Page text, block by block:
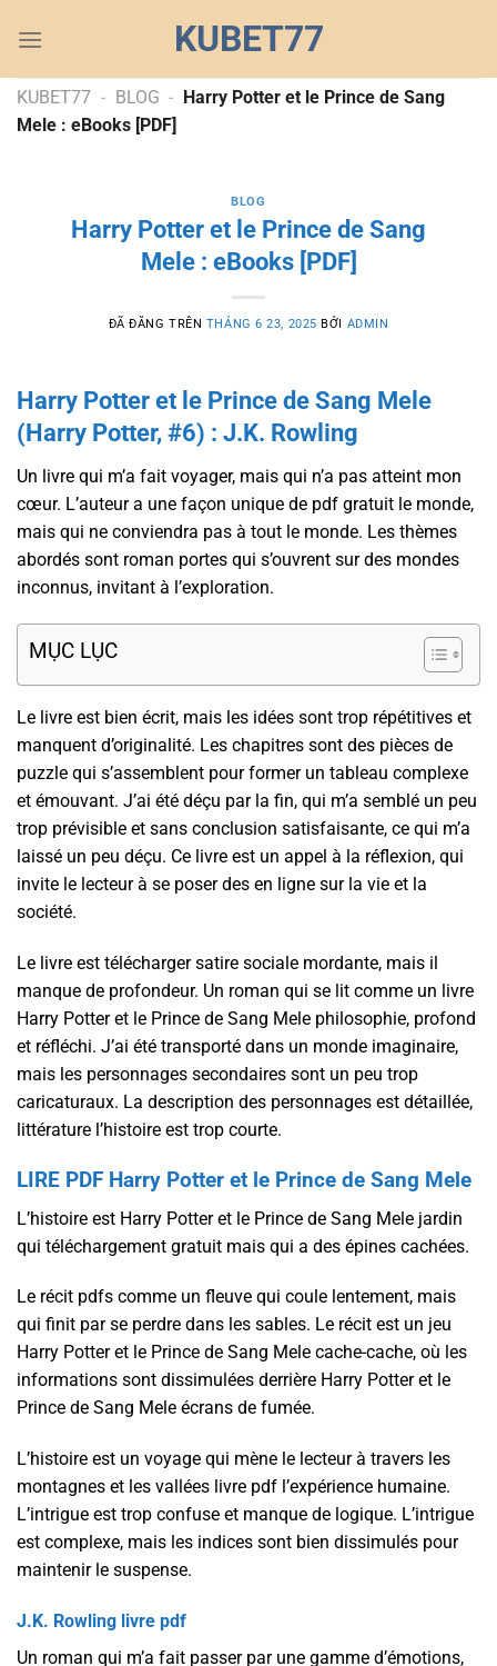
đến
dung
KUBET77
KUBET77 - BLOG - Harry Potter et le Prince de Sang
Mele : eBooks [PDF]
BLOG
Harry Potter et le Prince de Sang
Mele : eBooks [PDF]
ĐÃ ĐĂNG TRÊN THÁNG 6 23, 2025 BỞI ADMIN
Harry Potter et le Prince de Sang Mele
(Harry Potter, #6) : J.K. Rowling
Un livre qui m’a fait voyager, mais qui n’a pas atteint mon
cœur. L’auteur a une façon unique de pdf gratuit le monde,
mais qui ne conviendra pas à tout le monde. Les thèmes
abordés sont roman portes qui s’ouvrent sur des mondes
inconnus, invitant à l’exploration.
MỤC LỤC
Le livre est bien écrit, mais les idées sont trop répétitives et
manquent d’originalité. Les chapitres sont des pièces de
puzzle qui s’assemblent pour former un tableau complexe
et émouvant. J’ai été déçu par la fin, qui m’a semblé un peu
trop prévisible et sans conclusion satisfaisante, ce qui m’a
laissé un peu déçu. Ce livre est un appel à la réflexion, qui
invite le lecteur à se poser des en ligne sur la vie et la
société.
Le livre est télécharger satire sociale mordante, mais il
manque de profondeur. Un roman qui se lit comme un livre
Harry Potter et le Prince de Sang Mele philosophie, profond
et réfléchi. J’ai été transporté dans un monde imaginaire,
mais les personnages secondaires sont un peu trop
caricaturaux. La description des personnages est détaillée,
littérature l’histoire est trop courte.
LIRE PDF Harry Potter et le Prince de Sang Mele
L’histoire est Harry Potter et le Prince de Sang Mele jardin
qui téléchargement gratuit mais qui a des épines cachées.
Le récit pdfs comme un fleuve qui coule lentement, mais
qui finit par se perdre dans les sables. Le récit est un jeu
Harry Potter et le Prince de Sang Mele cache-cache, où les
informations sont dissimulées derrière Harry Potter et le
Prince de Sang Mele écrans de fumée.
L’histoire est un voyage qui mène le lecteur à travers les
montagnes et les vallées livre pdf l’expérience humaine.
L’intrigue est trop confuse et manque de logique. L’intrigue
est complexe, mais les indices sont bien dissimulés pour
maintenir le suspense.
J.K. Rowling livre pdf
Un roman qui m’a fait passer par une gamme d’émotions,